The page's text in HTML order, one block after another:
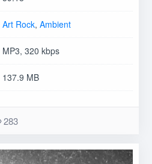
Art Rock, Ambient
MP3, 320 kbps
137.9 MB
283